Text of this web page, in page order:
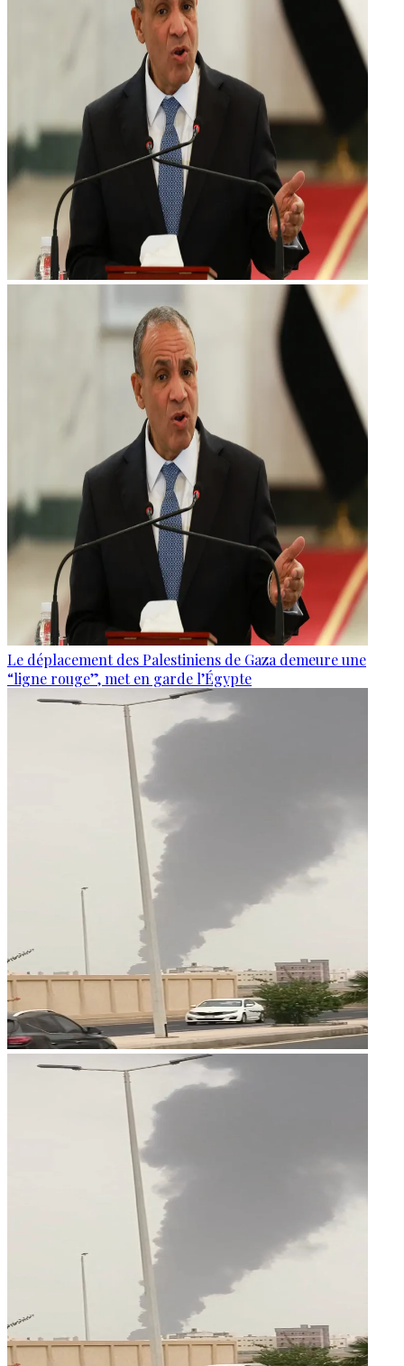
Le déplacement des Palestiniens de Gaza demeure une
“ligne rouge”, met en garde l’Égypte